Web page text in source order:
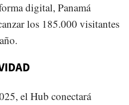
digital, Panamá
los 185.000 visitantes
el Hub conectará